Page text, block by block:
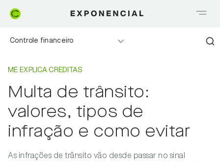
Controle financeiro
Realizando sonhos
Saia do Vermelho
Me explica Creditas
Home Me explica Creditas
ME EXPLICA CREDITAS
Multa de trânsito:
valores, tipos de
infração e como evitar
As infrações de trânsito vão desde passar no sinal